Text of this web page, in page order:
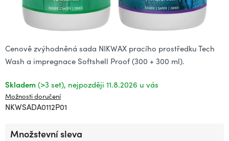
Cenově zvýhodněná sada NIKWAX pracího prostředku Tech
Wash a impregnace Softshell Proof (300 + 300 ml).
Skladem (>3 set) 11.8.2026
Možnosti doručení
NKWSADA0112P01
Množstevní sleva